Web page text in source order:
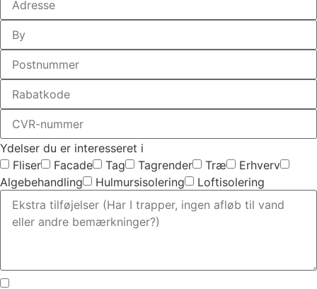
Ydelser du er interesseret i
Fliser
Facade Tag Tagrender Træ
Erhverv
Algebehandling
Hulmursisolering Loftisolering